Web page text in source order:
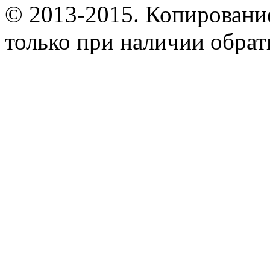
© 2013-2015.
только при наличии